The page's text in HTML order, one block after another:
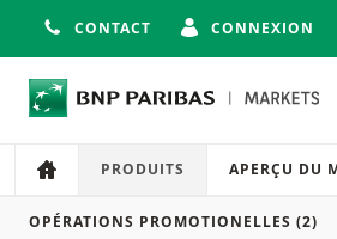
CONTACT CONNEXION
Navigation
Navigation
PRODUITS APERÇU DU
OPÉRATIONS PROMOTIONELLES (2)